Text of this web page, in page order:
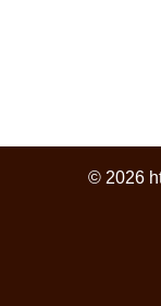
© 2026